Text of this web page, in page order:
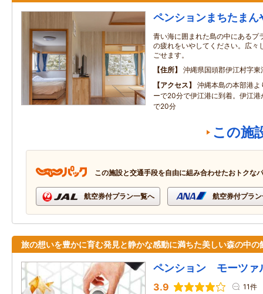
ペンションまちたまん
青い海に囲まれた島の中にあるプ
の疲れをいやしてください。広々
ごせます。
住所
沖縄県国頭郡伊江村字東
アクセス
沖縄本島の本部港
ーで20分で伊江港に到着。伊江
で20分
この施
この施設と交通手段を自由に組み合わせたおトクな
航空券付プラン一覧へ 航空券付プラ
旅の想いを豊かに育む発見と静かな感動に満ちた美しい森の中の
ペンション モーツァ
3.9 11件